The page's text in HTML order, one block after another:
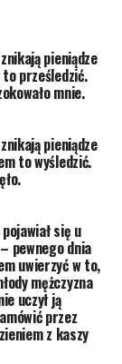
pieniądze
prześledzić.
mnie.
pieniądze
to wyśledzić.
się u
pewnego dnia
uwierzyć w to,
mężczyzna
uczył ją
przez
z kaszy